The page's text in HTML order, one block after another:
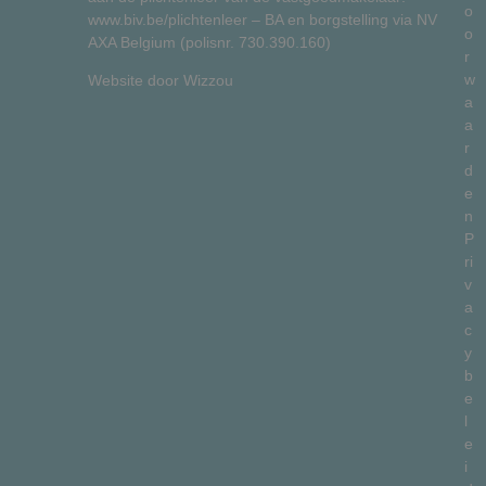
www.biv.be/plichtenleer – BA en borgstelling via NV
AXA Belgium (polisnr. 730.390.160)
Website door Wizzou
o
o
r
w
a
a
r
d
e
n
P
ri
v
a
c
y
b
e
l
e
i